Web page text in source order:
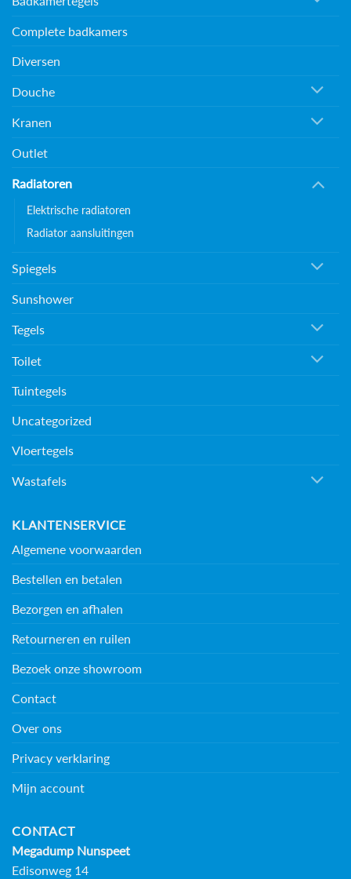
Complete badkamers
Diversen
Douche
Kranen
Outlet
Radiatoren
Elektrische radiatoren
Radiator aansluitingen
Spiegels
Sunshower
Tegels
Toilet
Tuintegels
Uncategorized
Vloertegels
Wastafels
KLANTENSERVICE
Algemene voorwaarden
Bestellen en betalen
Bezorgen en afhalen
Retourneren en ruilen
Bezoek onze showroom
Contact
Over ons
Privacy verklaring
Mijn account
CONTACT
Megadump Nunspeet
Edisonweg 14